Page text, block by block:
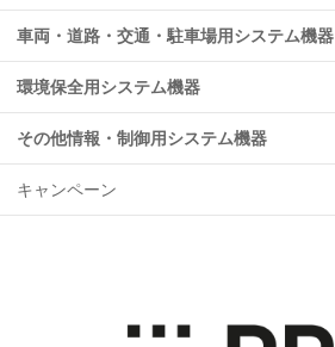
車両・道路・交通・駐車場用システム機器
環境保全用システム機器
その他情報・制御用システム機器
キャンペーン